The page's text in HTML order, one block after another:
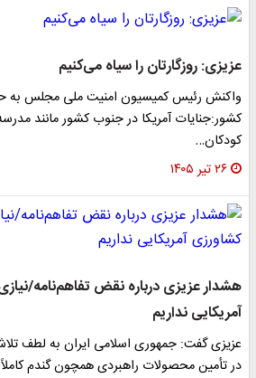
عزیزی: روزگارتان را سیاه می‌کنیم
واکنش رئیس کمیسیون امنیت ملی مجلس به
کشور:جنایات آمریکا در جنوب کشور مانند
کودکان…
۲۶ تیر ۱۴۰۵
هشدار عزیزی درباره نقض تفاهم‌نامه/
آمریکایی نداریم
عزیزی گفت: جمهوری اسلامی ایران به لطف
در تأمین محصولات راهبردی همچون گندم